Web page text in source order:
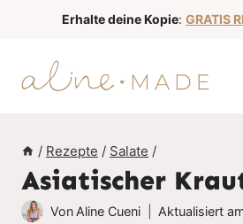
Erhalte deine Kopie: GRATIS
/ Rezepte / Salate /
Asiatischer
Von Aline Cueni Aktualisiert